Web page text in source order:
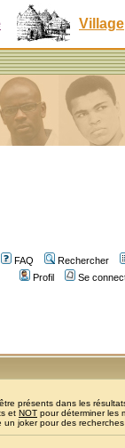
Village
FAQ
Rechercher
Profil
Se
présents dans les
et NOT pour déterminer les
joker pour des